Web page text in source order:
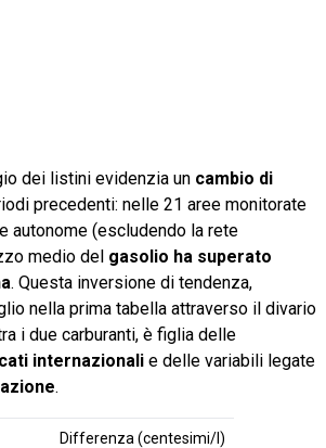
dei listini evidenzia un cambio di
precedenti: nelle 21 aree monitorate
autonome (escludendo la rete
medio del gasolio ha superato
. Questa inversione di tendenza,
nella prima tabella attraverso il divario
i due carburanti, è figlia delle
internazionali e delle variabili legate
.
Differenza (centesimi/l)